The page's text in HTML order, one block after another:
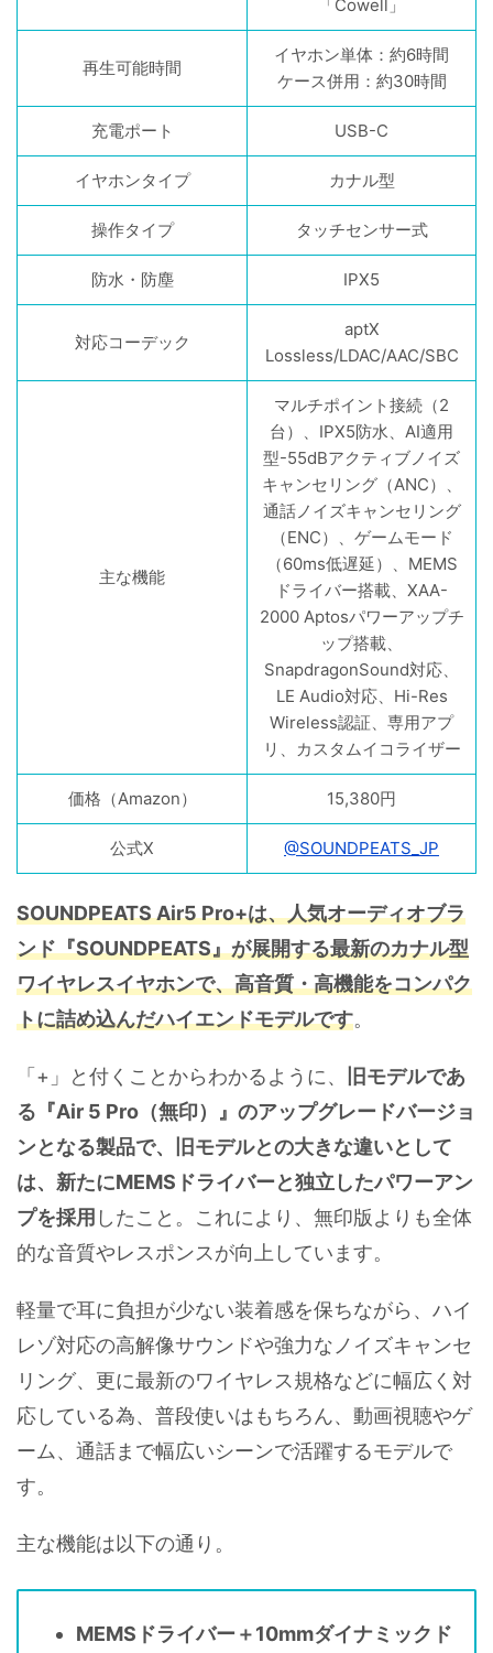
「Cowell」
再生可能時間
イヤホン単体：約6時間
ケース併用：約30時間
充電ポート USB-C
イヤホンタイプ カナル型
操作タイプ タッチセンサー式
防水・防塵 IPX5
対応コーデック
aptX
Lossless/LDAC/AAC/SBC
主な機能
マルチポイント接続（2
台）、IPX5防水、AI適用
型-55dBアクティブノイズ
キャンセリング（ANC）、
通話ノイズキャンセリング
（ENC）、ゲームモード
（60ms低遅延）、MEMS
ドライバー搭載、XAA-
2000 Aptosパワーアップチ
ップ搭載、
SnapdragonSound対応、
LE Audio対応、Hi-Res
Wireless認証、専用アプ
リ、カスタムイコライザー
価格（Amazon） 15,380円
公式X @SOUNDPEATS_JP
SOUNDPEATS Air5 Pro+は、人気オーディオブラ
ンド『SOUNDPEATS』が展開する最新のカナル型
ワイヤレスイヤホンで、高音質・高機能をコンパク
トに詰め込んだハイエンドモデルです。
「+」と付くことからわかるように、
旧モデルであ
る『Air 5 Pro（無印）』のアップグレードバージョ
ンとなる製品で、旧モデルとの大きな違いとして
は、新たにMEMSドライバーと独立したパワーアン
プを採用 したこと。これにより、無印版よりも全体
的な音質やレスポンスが向上しています。
軽量で耳に負担が少ない装着感を保ちながら、ハイ
レゾ対応の高解像サウンドや強力なノイズキャンセ
リング、更に最新のワイヤレス規格などに幅広く対
応している為、普段使いはもちろん、動画視聴やゲ
ーム、通話まで幅広いシーンで活躍するモデルで
す。
主な機能は以下の通り。
MEMSドライバー＋10mmダイナミックド